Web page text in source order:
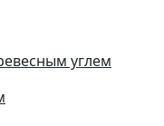
углем